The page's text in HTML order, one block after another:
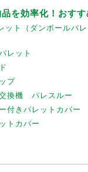
を効率化！おすす
ット（ダンボールパ
レット
プ
交換機 パレスルー
付きパレットカバー
トカバー